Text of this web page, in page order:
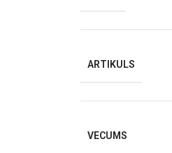
ARTIKULS
VECUMS